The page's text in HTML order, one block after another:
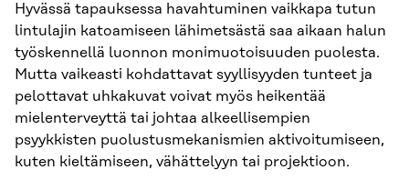
Hyvässä tapauksessa havahtuminen vaikkapa tutun
lintulajin katoamiseen lähimetsästä saa aikaan halun
työskennellä luonnon monimuotoisuuden puolesta.
Mutta vaikeasti kohdattavat syyllisyyden tunteet ja
pelottavat uhkakuvat voivat myös heikentää
mielenterveyttä tai johtaa alkeellisempien
psyykkisten puolustusmekanismien aktivoitumiseen,
kuten kieltämiseen, vähättelyyn tai projektioon.